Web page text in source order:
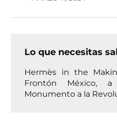
Lo que necesitas
Hermès in the
Frontón México,
Monumento a la